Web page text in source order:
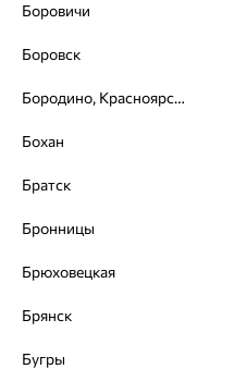
золото, бриллиант,
от 17 917
64%
Боровичи
Боровск
Бородино, Красноярский край
Бохан
Братск
Бронницы
Брюховецкая
Брянск
Бугры